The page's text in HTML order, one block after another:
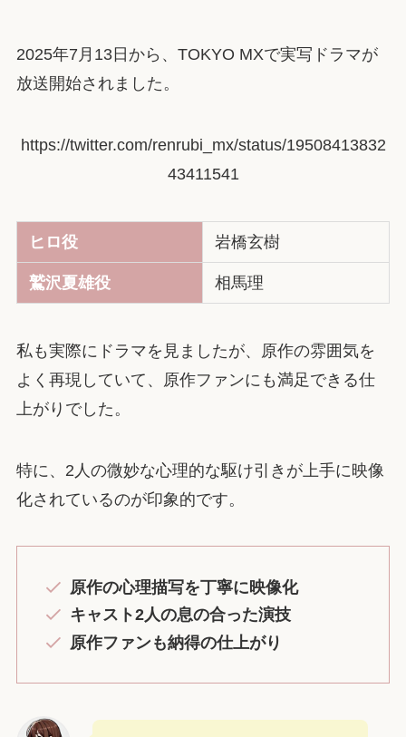
2025年7月13日から、TOKYO MXで実写ドラマが
放送開始されました。
https://twitter.com/renrubi_mx/status/19508413832
43411541
ヒロ役 岩橋玄樹
鷲沢夏雄役 相馬理
私も実際にドラマを見ましたが、原作の雰囲気を
よく再現していて、原作ファンにも満足できる仕
上がりでした。
特に、2人の微妙な心理的な駆け引きが上手に映像
化されているのが印象的です。
原作の心理描写を丁寧に映像化
キャスト2人の息の合った演技
原作ファンも納得の仕上がり